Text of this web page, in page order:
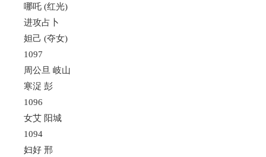
哪吒 (红光)
进攻占卜
妲己 (夺女)
1097
周公旦 岐山
寒浞 彭
1096
女艾 阳城
1094
妇好 邢